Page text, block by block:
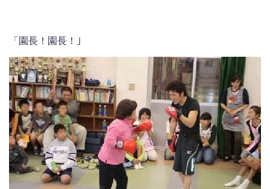
「園長！園長！｣